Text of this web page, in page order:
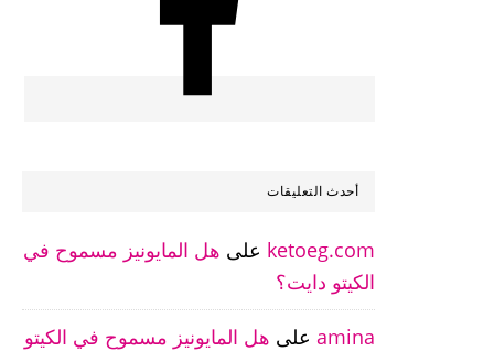
أحدث التعليقات
ketoeg.com على هل المايونيز مسموح في
الكيتو دايت؟
amina على هل المايونيز مسموح في الكيتو